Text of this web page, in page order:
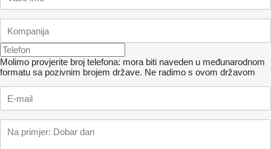
Molimo provjerite broj telefona: mora biti naveden u međunarodnom
formatu sa pozivnim brojem države. Ne radimo s ovom državom